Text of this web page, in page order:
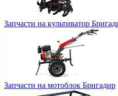
Запчасти на культиватор
Запчасти на мотоблок Бригадир